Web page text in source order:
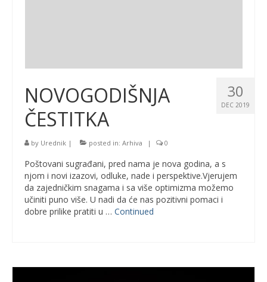
30
DEC 2019
NOVOGODIŠNJA
ČESTITKA
by Urednik | posted in: Arhiva | 0
Poštovani sugrađani, pred nama je nova godina, a s
njom i novi izazovi, odluke, nade i perspektive.Vjerujem
da zajedničkim snagama i sa više optimizma možemo
učiniti puno više. U nadi da će nas pozitivni pomaci i
dobre prilike pratiti u … Continued